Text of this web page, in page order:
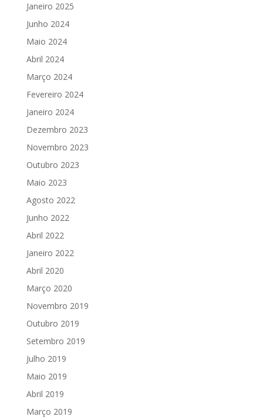
Janeiro 2025
Junho 2024
Maio 2024
Abril 2024
Março 2024
Fevereiro 2024
Janeiro 2024
Dezembro 2023
Novembro 2023
Outubro 2023
Maio 2023
Agosto 2022
Junho 2022
Abril 2022
Janeiro 2022
Abril 2020
Março 2020
Novembro 2019
Outubro 2019
Setembro 2019
Julho 2019
Maio 2019
Abril 2019
Março 2019